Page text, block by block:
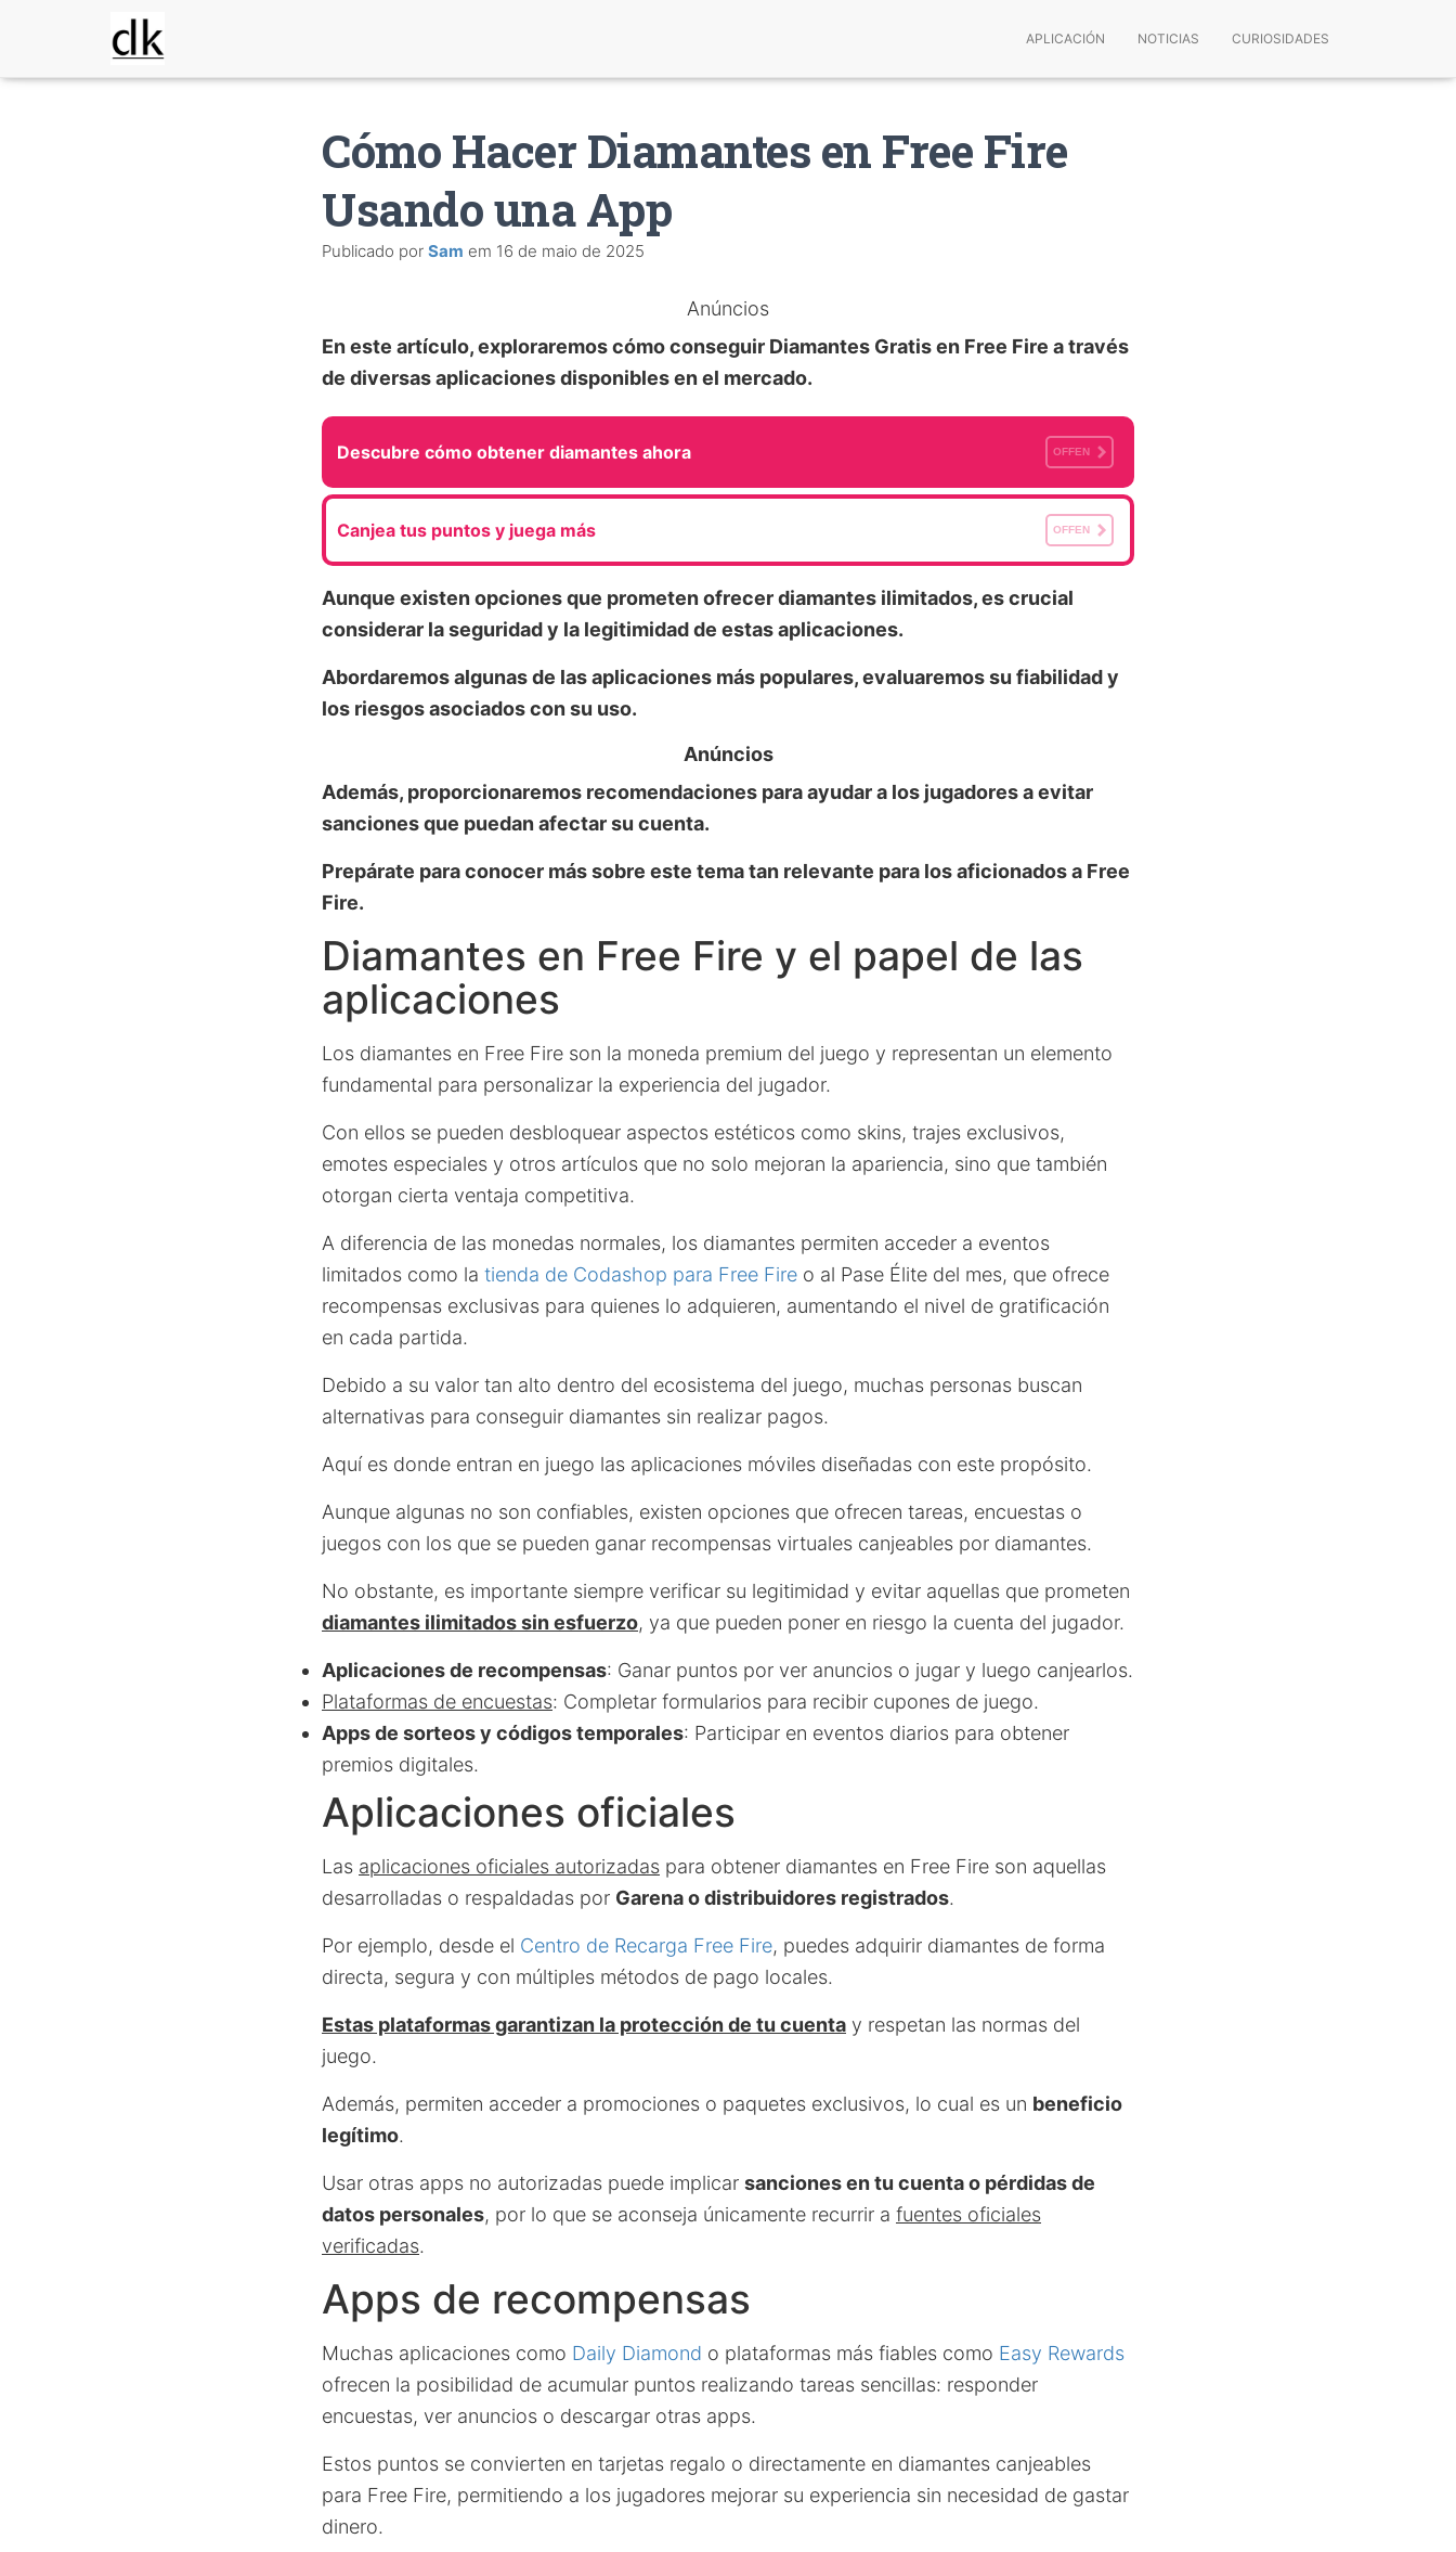
APLICACIÓN NOTICIAS CURIOSIDADES
Cómo Hacer Diamantes en Free Fire
Usando una App
Publicado por Sam em 16 de maio de 2025
Anúncios
En este artículo, exploraremos cómo conseguir Diamantes Gratisen Free Fire a través
de diversas aplicaciones disponibles en el mercado.
Descubre cómo obtener diamantes ahora OFFEN
Canjea tus puntos y juega más OFFEN
Aunque existen opciones que prometen ofrecer diamantes ilimitados, es crucial
considerar la seguridad y la legitimidad de estas aplicaciones.
Abordaremos algunas de las aplicaciones más populares, evaluaremos su fiabilidad y
los riesgos asociados con su uso.
Anúncios
Además, proporcionaremos recomendaciones para ayudar a los jugadores a evitar
sanciones que puedan afectar su cuenta.
Prepárate para conocer más sobre este tema tan relevante para los aficionados a Free
Fire.
Diamantes en Free Fire y el papel de las
aplicaciones
Los diamantes en Free Fire son la moneda premium del juego y representan un elemento
fundamental para personalizar la experiencia del jugador.
Con ellos se pueden desbloquear aspectos estéticos como skins, trajes exclusivos,
emotes especiales y otros artículos que no solo mejoran la apariencia, sino que también
otorgan cierta ventaja competitiva.
A diferencia de las monedas normales, los diamantes permiten acceder a eventos
limitados como la tienda de Codashop para Free Fire o al Pase Élite del mes, que ofrece
recompensas exclusivas para quienes lo adquieren, aumentando el nivel de gratificación
en cada partida.
Debido a su valor tan alto dentro del ecosistema del juego, muchas personas buscan
alternativas para conseguir diamantes sin realizar pagos.
Aquí es donde entran en juego las aplicaciones móviles diseñadas con este propósito.
Aunque algunas no son confiables, existen opciones que ofrecen tareas, encuestas o
juegos con los que se pueden ganar recompensas virtuales canjeables por diamantes.
No obstante, es importante siempre verificar su legitimidad y evitar aquellas que prometen
diamantes ilimitados sin esfuerzo, ya que pueden poner en riesgo la cuenta del jugador.
Aplicaciones de recompensas: Ganar puntos por ver anuncios o jugar y luego canjearlos.
Plataformas de encuestas: Completar formularios para recibir cupones de juego.
Apps de sorteos y códigos temporales: Participar en eventos diarios para obtener
premios digitales.
Aplicaciones oficiales
Las aplicaciones oficiales autorizadas para obtener diamantes en Free Fire son aquellas
desarrolladas o respaldadas por Garena o distribuidores registrados.
Por ejemplo, desde el Centro de Recarga Free Fire, puedes adquirir diamantes de forma
directa, segura y con múltiples métodos de pago locales.
Estas plataformas garantizan la protección de tu cuenta y respetan las normas del
juego.
Además, permiten acceder a promociones o paquetes exclusivos, lo cual es un beneficio
legítimo.
Usar otras apps no autorizadas puede implicar sanciones en tu cuenta o pérdidas de
datos personales, por lo que se aconseja únicamente recurrir a fuentes oficiales
verificadas.
Apps de recompensas
Muchas aplicaciones como Daily Diamond o plataformas más fiables como Easy Rewards
ofrecen la posibilidad de acumular puntos realizando tareas sencillas: responder
encuestas, ver anuncios o descargar otras apps.
Estos puntos se convierten en tarjetas regalo o directamente en diamantes canjeables
para Free Fire, permitiendo a los jugadores mejorar su experiencia sin necesidad de gastar
dinero.